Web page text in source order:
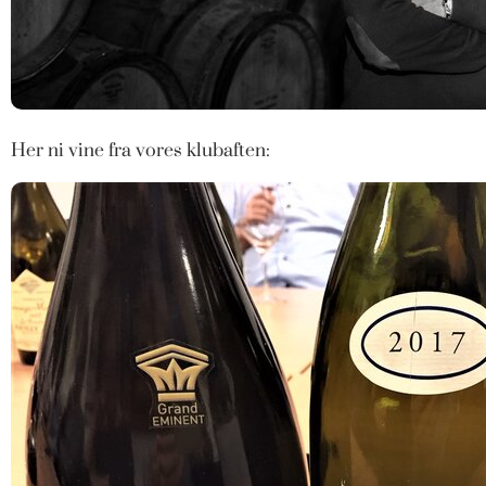
Her ni vine fra vores klubaften: